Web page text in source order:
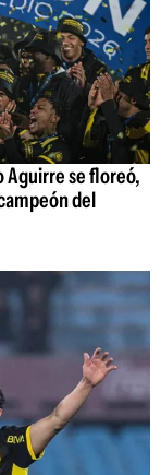
Aguirre se floreó,
del